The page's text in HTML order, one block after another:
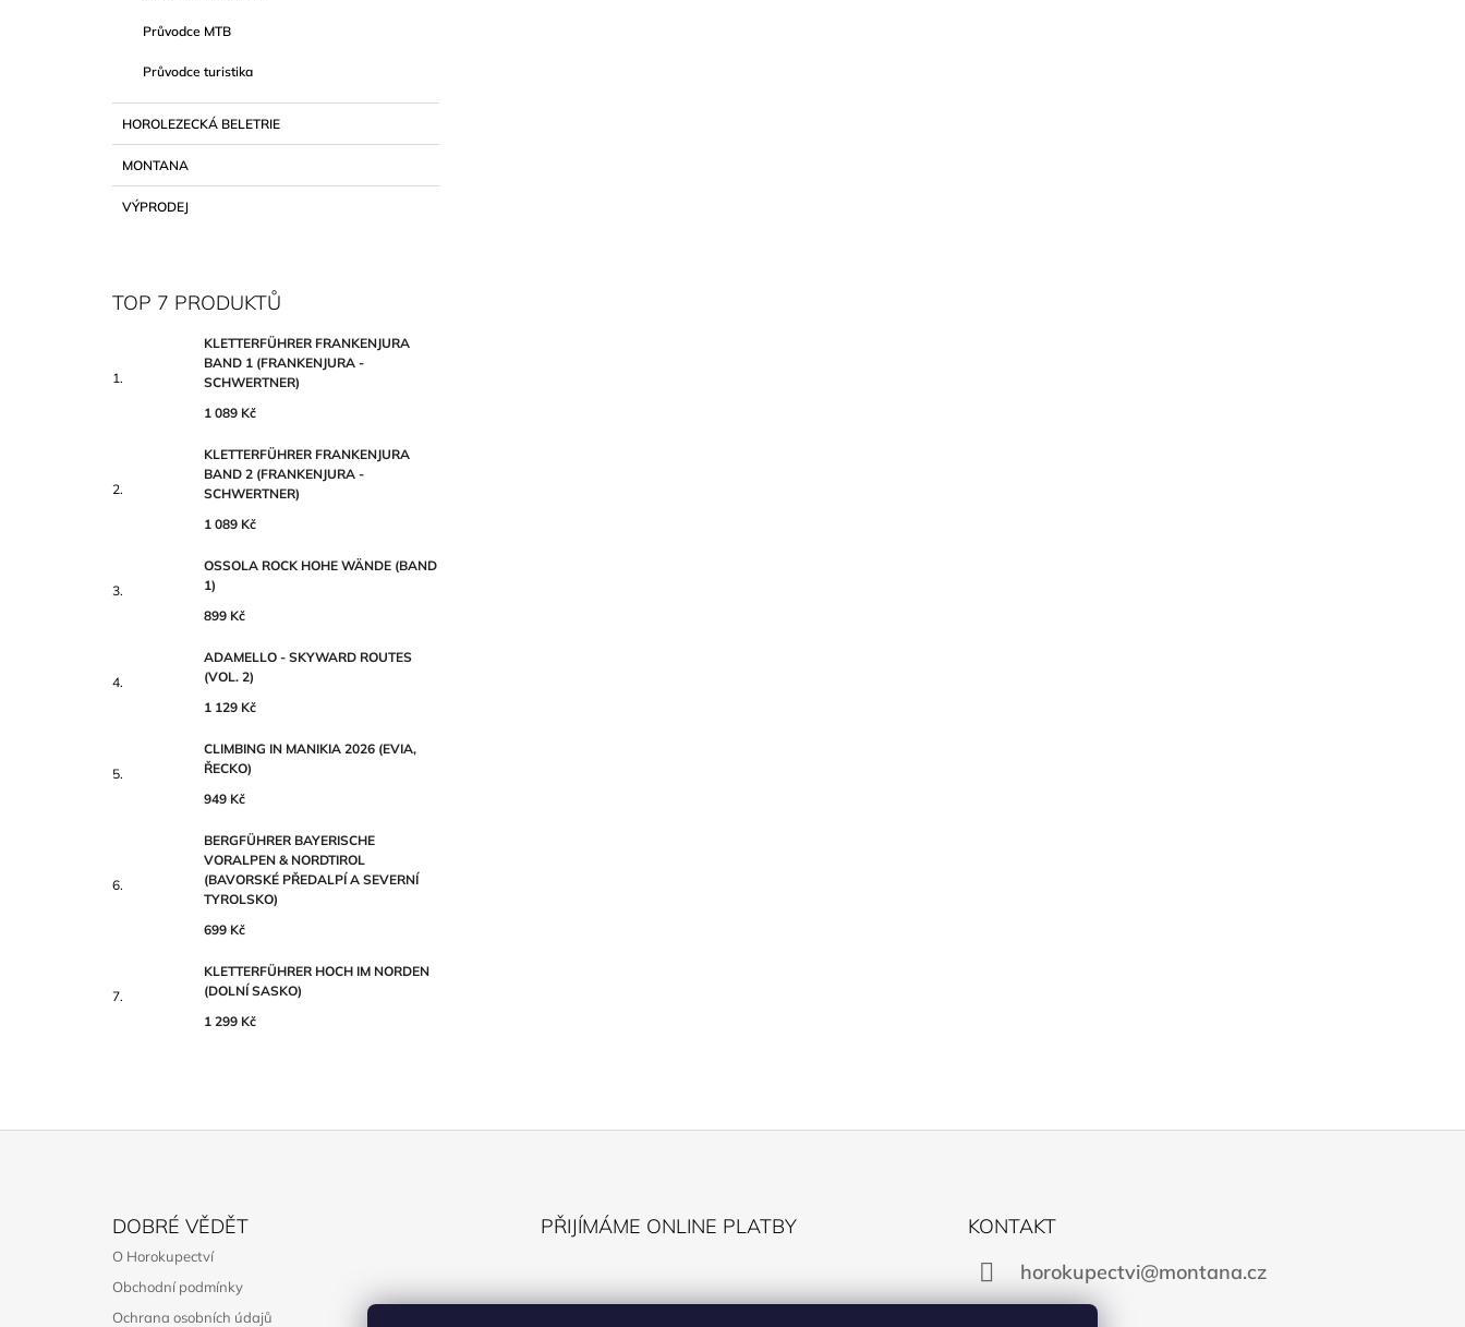
Průvodce MTB
Průvodce turistika
HOROLEZECKÁ BELETRIE
MONTANA
VÝPRODEJ
TOP 7 PRODUKTŮ
KLETTERFÜHRER FRANKENJURA
BAND 1 (FRANKENJURA -
SCHWERTNER)
1 089 Kč
KLETTERFÜHRER FRANKENJURA
BAND 2 (FRANKENJURA -
SCHWERTNER)
1 089 Kč
OSSOLA ROCK HOHE WÄNDE (BAND
1)
899 Kč
ADAMELLO - SKYWARD ROUTES
(VOL. 2)
1 129 Kč
CLIMBING IN MANIKIA 2026 (EVIA,
ŘECKO)
949 Kč
BERGFÜHRER BAYERISCHE
VORALPEN & NORDTIROL
(BAVORSKÉ PŘEDALPÍ A SEVERNÍ
TYROLSKO)
699 Kč
KLETTERFÜHRER HOCH IM NORDEN
(DOLNÍ SASKO)
1 299 Kč
DOBRÉ VĚDĚT
O Horokupectví
Obchodní podmínky
Ochrana osobních údajů
PŘIJÍMÁME ONLINE PLATBY
KONTAKT
horokupectvi@montana.cz